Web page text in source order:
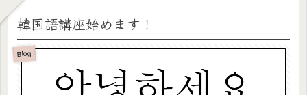
韓国語講座始めます！
Blog